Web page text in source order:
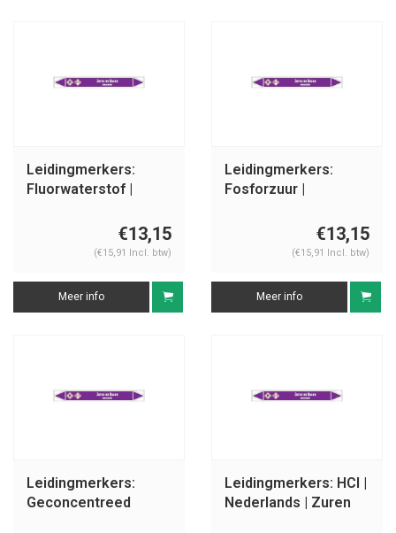
Leidingmerkers:
Fluorwaterstof |
€13,15
(€15,91 Incl. btw)
Meer info
Leidingmerkers:
Fosforzuur |
€13,15
(€15,91 Incl. btw)
Meer info
Leidingmerkers:
Geconcentreed
Leidingmerkers: HCl |
Nederlands | Zuren